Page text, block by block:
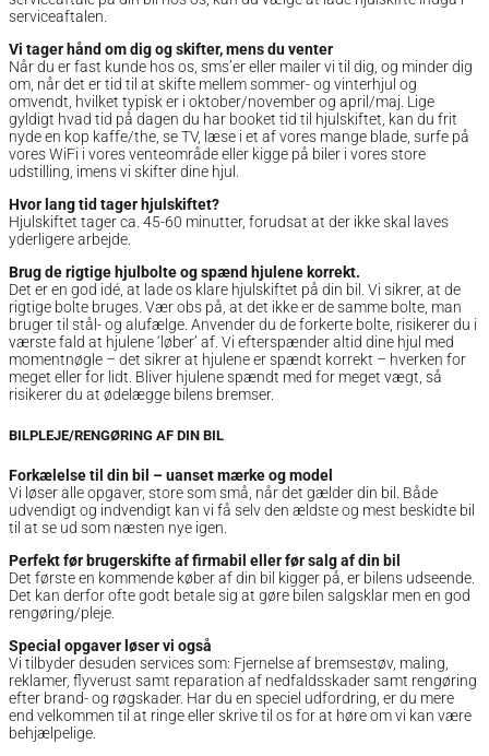
serviceaftalen.
Vi tager hånd om dig og skifter, mens du venter
Når du er fast kunde hos os, sms’er eller mailer vi til dig, og minder dig
om, når det er tid til at skifte mellem sommer- og vinterhjul og
omvendt, hvilket typisk er i oktober/november og april/maj. Lige
gyldigt hvad tid på dagen du har booket tid til hjulskiftet, kan du frit
nyde en kop kaffe/the, se TV, læse i et af vores mange blade, surfe på
vores WiFi i vores venteområde eller kigge på biler i vores store
udstilling, imens vi skifter dine hjul.
Hvor lang tid tager hjulskiftet?
Hjulskiftet tager ca. 45-60 minutter, forudsat at der ikke skal laves
yderligere arbejde.
Brug de rigtige hjulbolte og spænd hjulene korrekt.
Det er en god idé, at lade os klare hjulskiftet på din bil. Vi sikrer, at de
rigtige bolte bruges. Vær obs på, at det ikke er de samme bolte, man
bruger til stål- og alufælge. Anvender du de forkerte bolte, risikerer du i
værste fald at hjulene ‘løber’ af. Vi efterspænder altid dine hjul med
momentnøgle – det sikrer at hjulene er spændt korrekt – hverken for
meget eller for lidt. Bliver hjulene spændt med for meget vægt, så
risikerer du at ødelægge bilens bremser.
BILPLEJE/RENGØRING AF DIN BIL
Forkælelse til din bil – uanset mærke og model
Vi løser alle opgaver, store som små, når det gælder din bil. Både
udvendigt og indvendigt kan vi få selv den ældste og mest beskidte bil
til at se ud som næsten nye igen.
Perfekt før brugerskifte af firmabil eller før salg af din bil
Det første en kommende køber af din bil kigger på, er bilens udseende.
Det kan derfor ofte godt betale sig at gøre bilen salgsklar men en god
rengøring/pleje.
Special opgaver løser vi også
Vi tilbyder desuden services som: Fjernelse af bremsestøv, maling,
reklamer, flyverust samt reparation af nedfaldsskader samt rengøring
efter brand- og røgskader. Har du en speciel udfordring, er du mere
end velkommen til at ringe eller skrive til os for at høre om vi kan være
behjælpelige.